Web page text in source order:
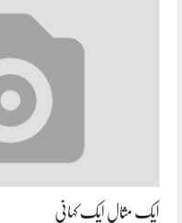
ایک مثال ایک کہانی